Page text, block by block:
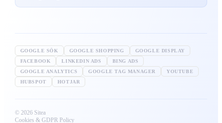
GOOGLE SÖK GOOGLE SHOPPING
GOOGLE DISPLAY
FACEBOOK
LINKEDIN ADS
BING ADS
GOOGLE ANALYTICS
GOOGLE TAG MANAGER
YOUTUBE
HUBSPOT
HOTJAR
© 2026 Sitea
Cookies & GDPR Policy